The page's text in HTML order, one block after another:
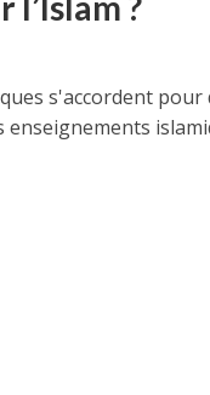
s'accordent pour
enseignements